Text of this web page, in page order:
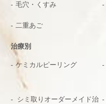
毛穴・くすみ
二重あご
治療別
ケミカルピーリング
シミ取りオーダーメイド治